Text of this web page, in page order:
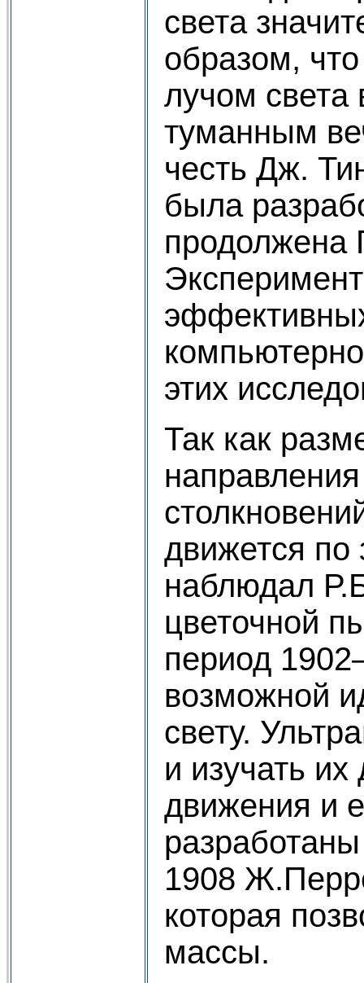
света
образом,
лучом
туманным
честь Дж.
была
продолжена
этих
Так как
движется по
наблюдал
цветочной
период
возможной
свету.
и изучать
движения и
1908
которая
массы.